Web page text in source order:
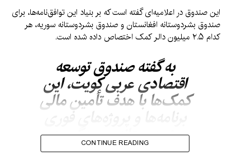
این صندوق در اعلامیه‌ای گفته است که بر بنیاد این توافق‌نامه‌ها، برای
صندوق بشردوستانه افغانستان و صندوق بشردوستانه سوریه، هر
کدام ۲.۵ میلیون دالر کمک اختصاص داده شده است.
به گفته صندوق توسعه
اقتصادی عربی کویت، این
کمک‌ها با هدف تأمین مالی
برنامه‌ها و پروژه‌های فوری
بشردوستانه، رسیدگی به
نیازهای حیاتی و ارائه
CONTINUE READING